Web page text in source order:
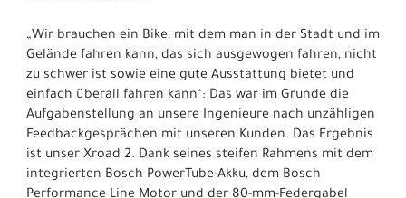
„Wir brauchen ein Bike, mit dem man in der Stadt und im
Gelände fahren kann, das sich ausgewogen fahren, nicht
zu schwer ist sowie eine gute Ausstattung bietet und
einfach überall fahren kann“: Das war im Grunde die
Aufgabenstellung an unsere Ingenieure nach unzähligen
Feedbackgesprächen mit unseren Kunden. Das Ergebnis
ist unser Xroad 2. Dank seines steifen Rahmens mit dem
integrierten Bosch PowerTube-Akku, dem Bosch